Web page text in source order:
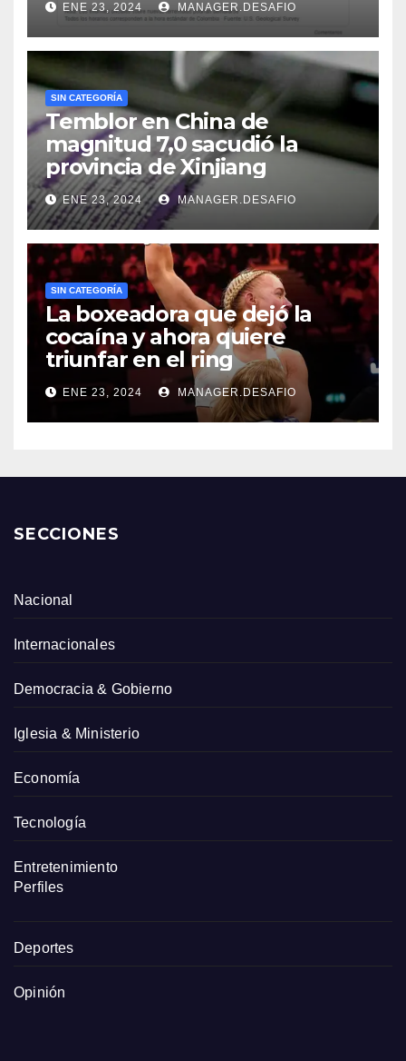
ENE 23, 2024 MANAGER.DESAFIO
SIN CATEGORÍA
Temblor en China de
magnitud 7,0 sacudió la
provincia de Xinjiang
ENE 23, 2024 MANAGER.DESAFIO
SIN CATEGORÍA
La boxeadora que dejó la
cocaína y ahora quiere
triunfar en el ring​
ENE 23, 2024 MANAGER.DESAFIO
SECCIONES
Nacional
Internacionales
Democracia & Gobierno
Iglesia & Ministerio
Economía
Tecnología
Entretenimiento
Perfiles
Deportes
Opinión